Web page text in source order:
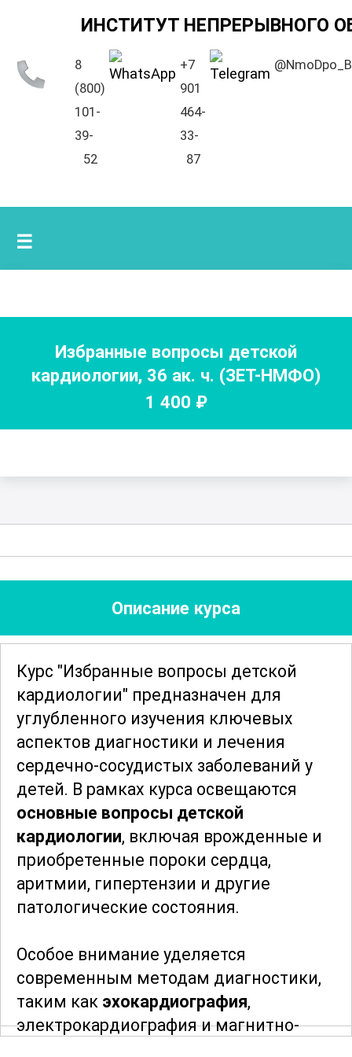
ИНСТИТУТ НЕПРЕРЫВНОГО
8
(800)
101-
39-
52
+7
901
464-
33-
87
☰
Избранные вопросы детской
кардиологии, 36 ак. ч. (ЗЕТ-НМФО)
1 400 ₽
Описание курса
Курс "Избранные вопросы детской
кардиологии" предназначен для
углубленного изучения ключевых
аспектов диагностики и лечения
сердечно-сосудистых заболеваний у
детей. В рамках курса освещаются
основные вопросы детской
кардиологии, включая врожденные и
приобретенные пороки сердца,
аритмии, гипертензии и другие
патологические состояния.
Особое внимание уделяется
современным методам диагностики,
таким как эхокардиография,
электрокардиография и магнитно-